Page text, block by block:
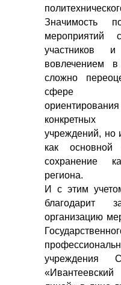
Значимость
мероприятий
участников
вовлечением
сложно
сфере
конкретных
учреждений, но
как
сохранение
региона.
И с этим
благодарит
организацию
учреждения